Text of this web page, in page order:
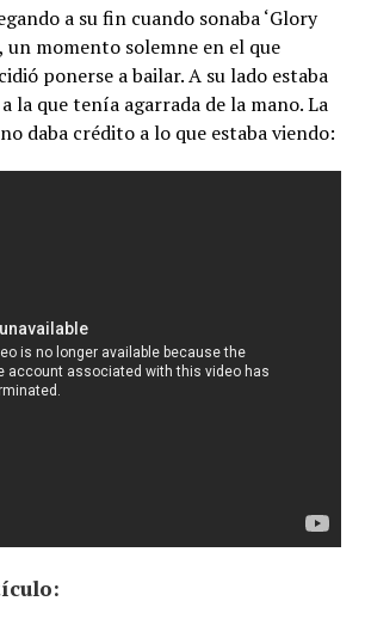
a su fin cuando sonaba ‘Glory
un momento solemne en el que
ponerse a bailar. A su lado estaba
la que tenía agarrada de la mano. La
daba crédito a lo que estaba viendo: